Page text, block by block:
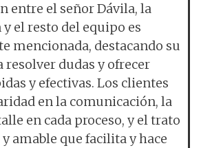
entre el señor Dávila, la
y el resto del equipo es
mencionada, destacando su
resolver dudas y ofrecer
y efectivas. Los clientes
en la comunicación, la
en cada proceso, y el trato
amable que facilita y hace